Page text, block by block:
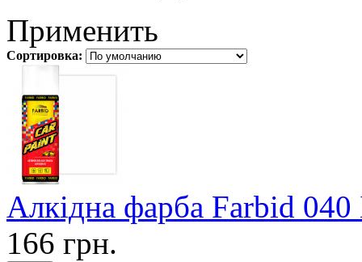
Применить
Сортировка:
Алкідна фарба Farbid 040
166 грн.